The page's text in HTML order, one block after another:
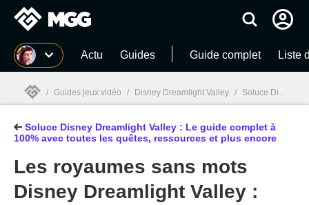
MGG Actu Guides Guide complet Liste
MGG
/ Guides jeux vidéo / Disney Dreamlight Valley / Soluce Disney Dreamlight Valley : Le guide complet à 100% avec toutes les quêtes, ressources et plus encore
Soluce Disney Dreamlight Valley : Le guide complet à
100% avec toutes les quêtes, ressources et plus encore
Les royaumes sans mots
Disney Dreamlight Valley :